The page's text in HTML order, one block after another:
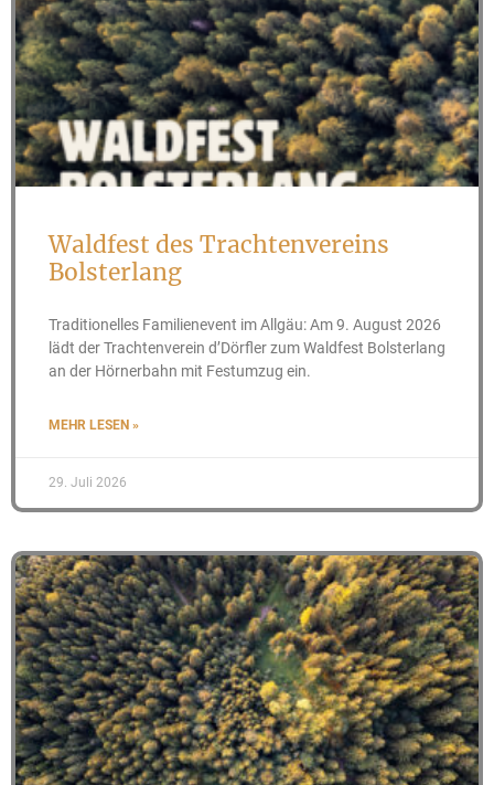
Waldfest des Trachtenvereins
Bolsterlang
Traditionelles Familienevent im Allgäu: Am 9. August 2026
lädt der Trachtenverein d’Dörfler zum Waldfest Bolsterlang
an der Hörnerbahn mit Festumzug ein.
MEHR LESEN »
29. Juli 2026